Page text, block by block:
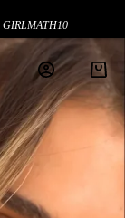
GIRLMATH10